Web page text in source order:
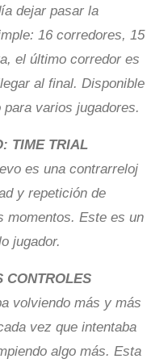
dejar pasar la
16 corredores, 15
el último corredor es
al final. Disponible
varios jugadores.
TIME TRIAL
es una contrarreloj
y repetición de
momentos. Este es un
jugador.
CONTROLES
volviendo más y más
vez que intentaba
algo más. Esta